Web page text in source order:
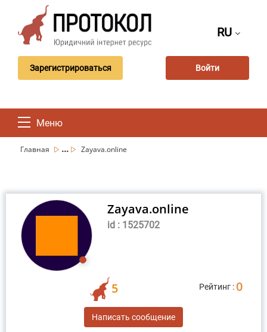
RU
Зарегистрироваться Войти
Меню
Главная ... Zayava.online
Zayava.online
id : 1525702
5 Рейтинг : 0
Написать сообщение